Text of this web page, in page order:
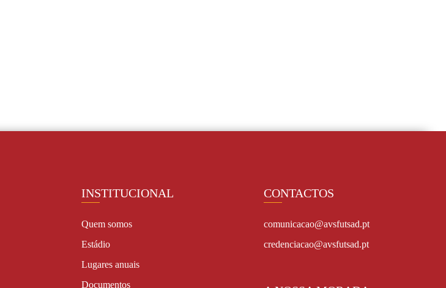
INSTITUCIONAL
Quem somos
Estádio
Lugares anuais
Documentos
CONTACTOS
comunicacao@avsfutsad.pt
credenciacao@avsfutsad.pt